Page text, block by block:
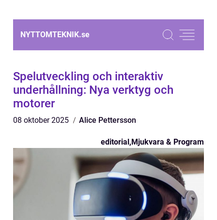
NYTTOMTEKNIK.se
Spelutveckling och interaktiv
underhållning: Nya verktyg och
motorer
08 oktober 2025 Alice Pettersson
editorial,Mjukvara & Program